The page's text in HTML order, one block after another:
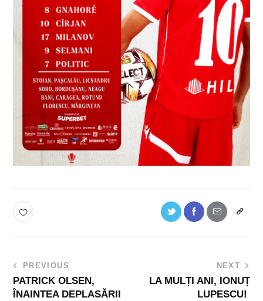
PREVIOUS
PATRICK OLSEN,
ÎNAINTEA DEPLASĂRII
NEXT
LA MULȚI ANI, IONUȚ
LUPESCU!